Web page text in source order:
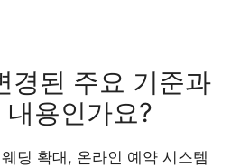
경된 주요 기준과
용인가요?
딩 확대, 온라인 예약 시스템